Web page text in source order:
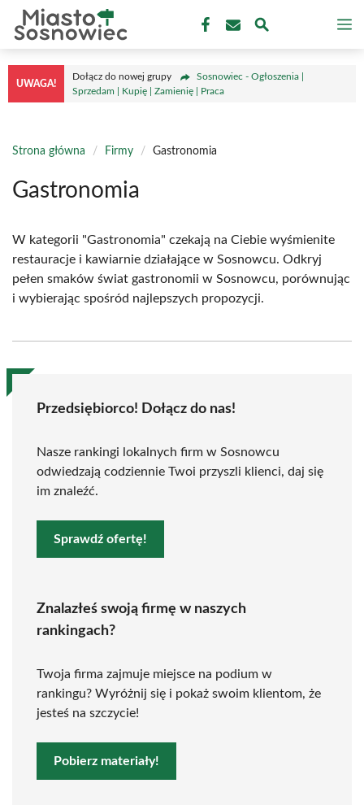
Przejdź
treści
UWAGA!
Dołącz do nowej grupy
Sosnowiec - Ogłoszenia |
Sprzedam | Kupię | Zamienię | Praca
Strona główna / Firmy / Gastronomia
Gastronomia
W kategorii "Gastronomia" czekają na Ciebie wyśmienite
restauracje i kawiarnie działające w Sosnowcu. Odkryj
pełen smaków świat gastronomii w Sosnowcu, porównując
i wybierając spośród najlepszych propozycji.
Przedsiębiorco! Dołącz do nas!
Nasze rankingi lokalnych firm w Sosnowcu
odwiedzają codziennie Twoi przyszli klienci, daj się
im znaleźć.
Sprawdź ofertę!
Znalazłeś swoją firmę w naszych
rankingach?
Twoja firma zajmuje miejsce na podium w
rankingu? Wyróżnij się i pokaż swoim klientom, że
jesteś na szczycie!
Pobierz materiały!